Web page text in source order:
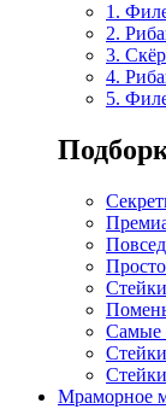
1.
2.
3.
4.
5.
Самые
Мраморное